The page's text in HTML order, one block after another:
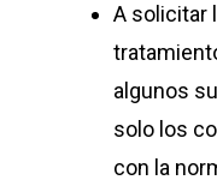
A solicitar
algunos
solo los
con la